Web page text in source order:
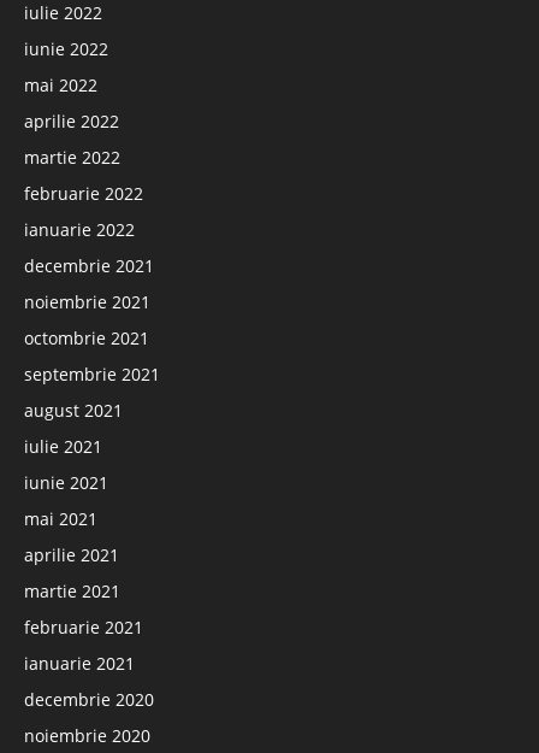
iulie 2022
iunie 2022
mai 2022
aprilie 2022
martie 2022
februarie 2022
ianuarie 2022
decembrie 2021
noiembrie 2021
octombrie 2021
septembrie 2021
august 2021
iulie 2021
iunie 2021
mai 2021
aprilie 2021
martie 2021
februarie 2021
ianuarie 2021
decembrie 2020
noiembrie 2020